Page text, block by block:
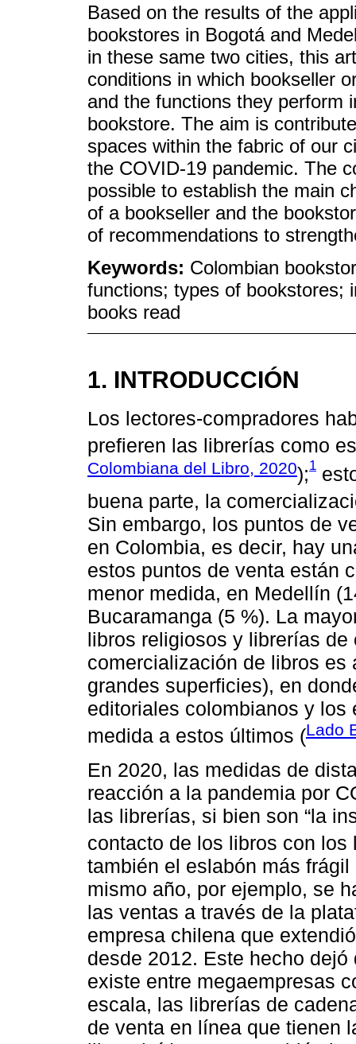
Based on the results of the
bookstores in Bogotá and
in these same two cities, this
conditions in which bookseller
and the functions they perform
bookstore. The aim is
spaces within the fabric of our
the COVID-19 pandemic. The
possible to establish the main
of a bookseller and the
of recommendations to
Keywords: Colombian
functions; types of bookstores;
books read
1. INTRODUCCIÓN
Los lectores-compradores
prefieren las librerías como
Colombiana del Libro, 2020);1
buena parte, la
Sin embargo, los puntos de
en Colombia, es decir, hay
estos puntos de venta están
menor medida, en Medellín
Bucaramanga (5 %). La
libros religiosos y librerías
comercialización de libros
grandes superficies), en
editoriales colombianos y los
medida a estos últimos (Lado
En 2020, las medidas de
reacción a la pandemia por
las librerías, si bien son “la
contacto de los libros con los
también el eslabón más
mismo año, por ejemplo, se
las ventas a través de la
empresa chilena que
desde 2012. Este hecho
existe entre megaempresas
escala, las librerías de
de venta en línea que tienen